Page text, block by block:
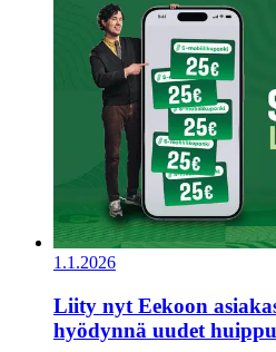
1.1.2026
Liity nyt Eekoon
hyödynnä uudet